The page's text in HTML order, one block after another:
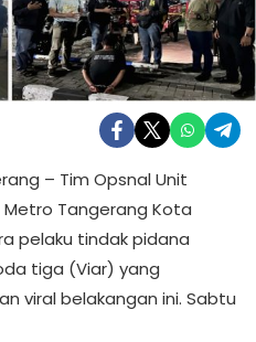
– Tim Opsnal Unit
Metro Tangerang Kota
pelaku tindak pidana
tiga (Viar) yang
viral belakangan ini. Sabtu